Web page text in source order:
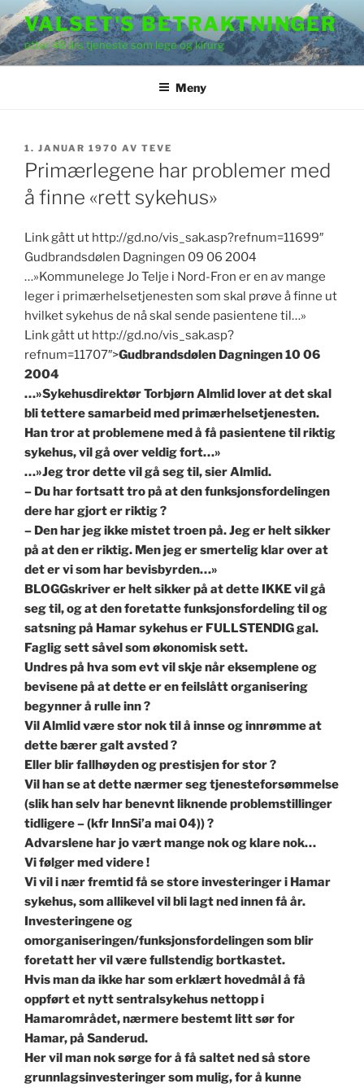
til
innhold
VALSET'S BETRAKTNINGER
etter 48 års tjeneste som lege og kirurg
Meny
PUBLISERT
1. JANUAR 1970 AV TEVE
Primærlegene har problemer med
å finne «rett sykehus»
Link gått ut http://gd.no/vis_sak.asp?refnum=11699″
Gudbrandsdølen Dagningen 09 06 2004
…»Kommunelege Jo Telje i Nord-Fron er en av mange
leger i primærhelsetjenesten som skal prøve å finne ut
hvilket sykehus de nå skal sende pasientene til…»
Link gått ut http://gd.no/vis_sak.asp?
refnum=11707″>Gudbrandsdølen Dagningen 10 06
2004
…»Sykehusdirektør Torbjørn Almlid lover at det skal
bli tettere samarbeid med primærhelsetjenesten.
Han tror at problemene med å få pasientene til riktig
sykehus, vil gå over veldig fort…»
…»Jeg tror dette vil gå seg til, sier Almlid.
– Du har fortsatt tro på at den funksjonsfordelingen
dere har gjort er riktig ?
– Den har jeg ikke mistet troen på. Jeg er helt sikker
på at den er riktig. Men jeg er smertelig klar over at
det er vi som har bevisbyrden…»
BLOGGskriver er helt sikker på at dette IKKE vil gå
seg til, og at den foretatte funksjonsfordeling til og
satsning på Hamar sykehus er FULLSTENDIG gal.
Faglig sett såvel som økonomisk sett.
Undres på hva som evt vil skje når eksemplene og
bevisene på at dette er en feilslått organisering
begynner å rulle inn ?
Vil Almlid være stor nok til å innse og innrømme at
dette bærer galt avsted ?
Eller blir fallhøyden og prestisjen for stor ?
Vil han se at dette nærmer seg tjenesteforsømmelse
(slik han selv har benevnt liknende problemstillinger
tidligere – (kfr InnSi’a mai 04)) ?
Advarslene har jo vært mange nok og klare nok…
Vi følger med videre !
Vi vil i nær fremtid få se store investeringer i Hamar
sykehus, som allikevel vil bli lagt ned innen få år.
Investeringene og
omorganiseringen/funksjonsfordelingen som blir
foretatt her vil være fullstendig bortkastet.
Hvis man da ikke har som erklært hovedmål å få
oppført et nytt sentralsykehus nettopp i
Hamarområdet, nærmere bestemt litt sør for
Hamar, på Sanderud.
Her vil man nok sørge for å få saltet ned så store
grunnlagsinvesteringer som mulig, for å kunne